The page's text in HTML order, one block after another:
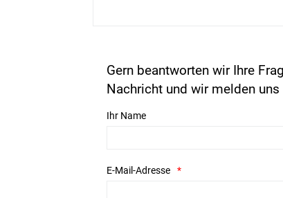
Gern beantworten wir Ihre
Nachricht und wir melden uns
Ihr Name
E-Mail-Adresse